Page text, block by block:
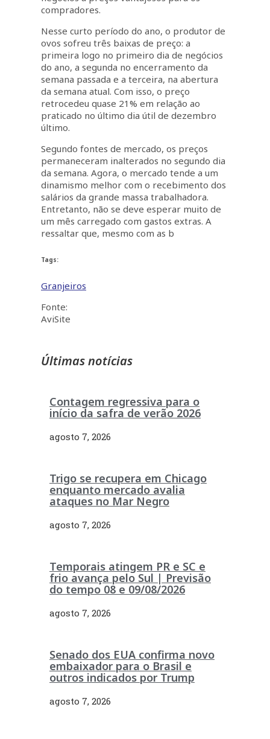
compradores.
Nesse curto período do ano, o produtor de
ovos sofreu três baixas de preço: a
primeira logo no primeiro dia de negócios
do ano, a segunda no encerramento da
semana passada e a terceira, na abertura
da semana atual. Com isso, o preço
retrocedeu quase 21% em relação ao
praticado no último dia útil de dezembro
último.
Segundo fontes de mercado, os preços
permaneceram inalterados no segundo dia
da semana. Agora, o mercado tende a um
dinamismo melhor com o recebimento dos
salários da grande massa trabalhadora.
Entretanto, não se deve esperar muito de
um mês carregado com gastos extras. A
ressaltar que, mesmo com as b
Tags:
Granjeiros
Fonte:
AviSite
Últimas notícias
Contagem regressiva para o
início da safra de verão 2026
agosto 7, 2026
Trigo se recupera em Chicago
enquanto mercado avalia
ataques no Mar Negro
agosto 7, 2026
Temporais atingem PR e SC e
frio avança pelo Sul | Previsão
do tempo 08 e 09/08/2026
agosto 7, 2026
Senado dos EUA confirma novo
embaixador para o Brasil e
outros indicados por Trump
agosto 7, 2026